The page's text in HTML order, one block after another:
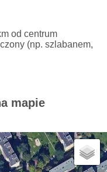
od centrum
(np. szlabanem,
mapie